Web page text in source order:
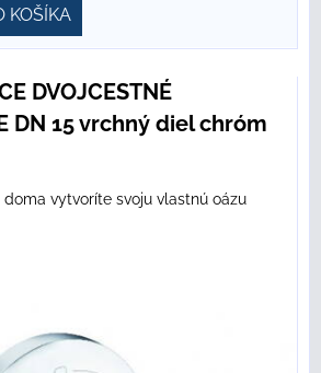
DVOJCESTNÉ
DN 15 vrchný diel chróm
vytvoríte svoju vlastnú oázu